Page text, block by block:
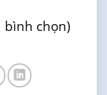
bình chọn)